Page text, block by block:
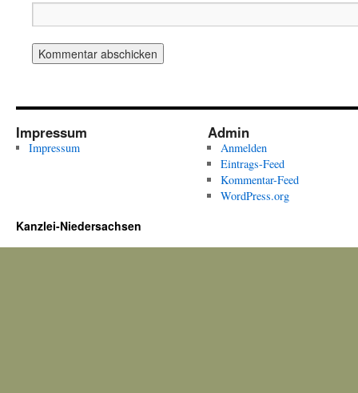
Impressum
Impressum
Admin
Anmelden
Eintrags-Feed
Kommentar-Feed
WordPress.org
Kanzlei-Niedersachsen